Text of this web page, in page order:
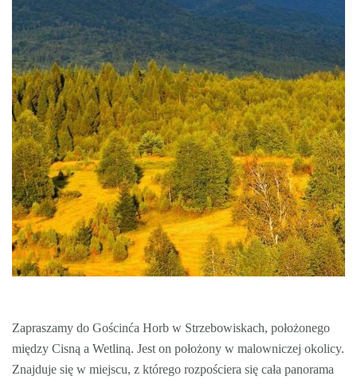
Zapraszamy do Gościnća Horb w Strzebowiskach, położonego
między Cisną a Wetliną. Jest on położony w malowniczej okolicy.
Znajduje się w miejscu, z którego rozpościera się cała panorama